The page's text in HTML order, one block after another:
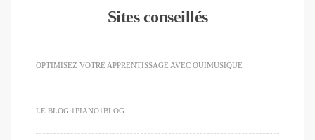
Sites conseillés
OPTIMISEZ VOTRE APPRENTISSAGE AVEC OUIMUSIQUE
LE BLOG 1PIANO1BLOG